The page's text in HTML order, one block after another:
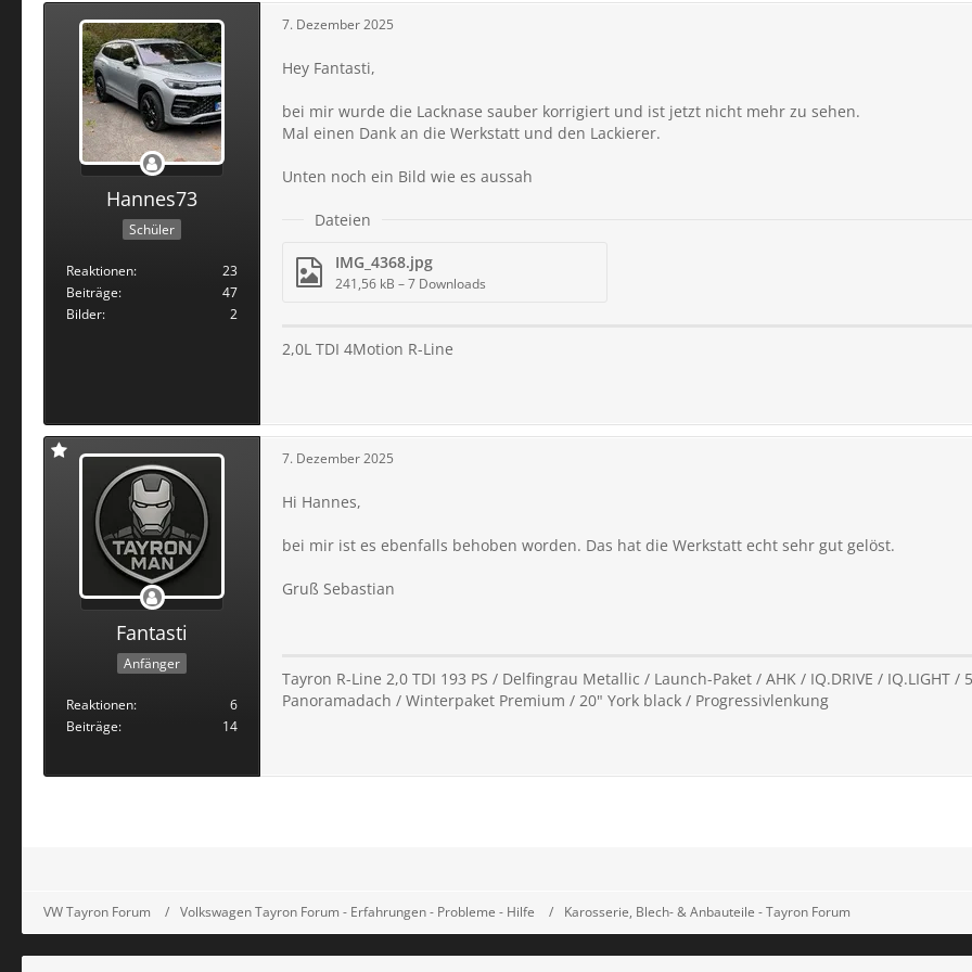
Hannes73
Schüler
Reaktionen
23
Beiträge
47
Bilder
2
7. Dezember 2025
Hey Fantasti,
bei mir wurde die Lacknase sauber korrigiert und ist jetzt nicht mehr zu sehen.
Mal einen Dank an die Werkstatt und den Lackierer.
Unten noch ein Bild wie es aussah
Dateien
IMG_4368.jpg
241,56 kB – 7 Downloads
2,0L TDI 4Motion R-Line
Fantasti
Anfänger
Reaktionen
6
Beiträge
14
7. Dezember 2025
Hi Hannes,
bei mir ist es ebenfalls behoben worden. Das hat die Werkstatt echt sehr gut gelöst.
Gruß Sebastian
Tayron R-Line 2,0 TDI 193 PS / Delfingrau Metallic / Launch-Paket / AHK / IQ.DRIVE / IQ.LIGHT
Panoramadach / Winterpaket Premium / 20" York black / Progressivlenkung
VW Tayron Forum Volkswagen Tayron Forum - Erfahrungen - Probleme - Hilfe Karosserie, Blech- & Anbauteile - Tayron Forum